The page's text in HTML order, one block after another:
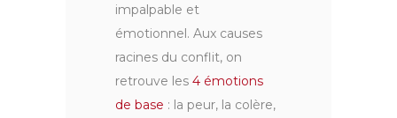
impalpable et
émotionnel. Aux causes
racines du conflit, on
retrouve les 4 émotions
de base : la peur, la colère,